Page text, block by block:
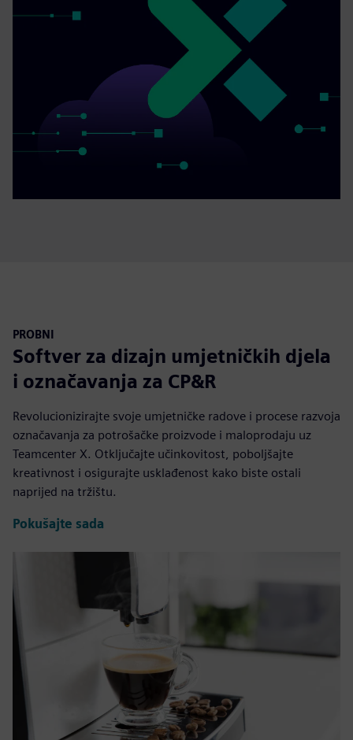
PROBNI
Softver za dizajn umjetničkih djela
i označavanja za CP&R
Revolucionizirajte svoje umjetničke radove i procese razvoja
označavanja za potrošačke proizvode i maloprodaju uz
Teamcenter X. Otključajte učinkovitost, poboljšajte
kreativnost i osigurajte usklađenost kako biste ostali
naprijed na tržištu.
Pokušajte sada